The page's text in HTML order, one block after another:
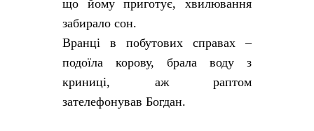
що йому приготує, хвилювання
забирало сон.
Вранці в побутових справах –
подоїла корову, брала воду з
криниці, аж раптом
зателефонував Богдан.